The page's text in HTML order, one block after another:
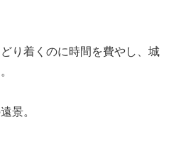
り着くのに時間を費やし、城
景。